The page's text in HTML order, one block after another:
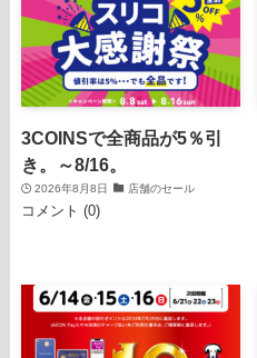
3COINSで全商品が5％引
き。～8/16。
2026年8月8日 店舗のセール
コメント (0)